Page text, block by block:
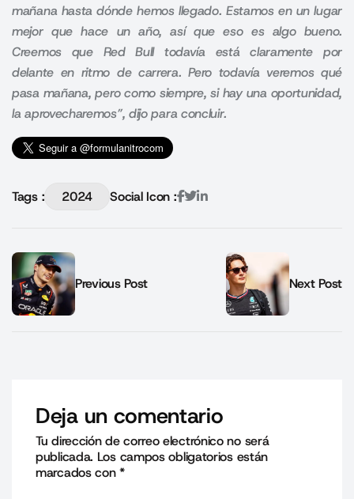
mañana hasta dónde hemos llegado. Estamos en un lugar
mejor que hace un año, así que eso es algo bueno.
Creemos que Red Bull todavía está claramente por
delante en ritmo de carrera. Pero todavía veremos qué
pasa mañana, pero como siempre, si hay una oportunidad,
la aprovecharemos”, dijo para concluir.
Tags : 2024 Social Icon :
Previous Post Next Post
Deja un comentario
Tu dirección de correo electrónico no será
publicada. Los campos obligatorios están
marcados con*